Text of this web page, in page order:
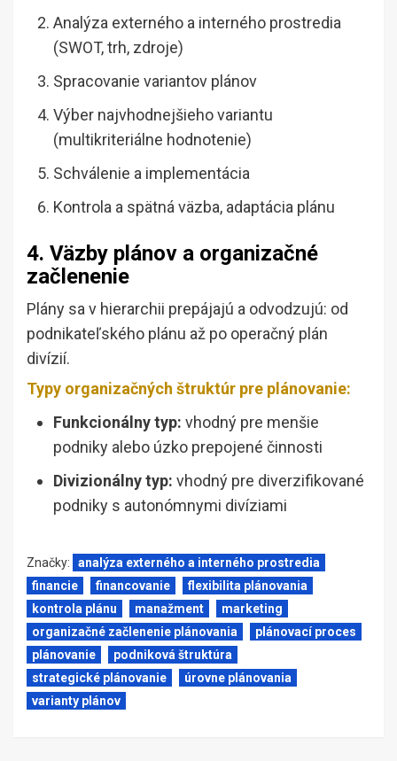
Analýza externého a interného prostredia
(SWOT, trh, zdroje)
Spracovanie variantov plánov
Výber najvhodnejšieho variantu
(multikriteriálne hodnotenie)
Schválenie a implementácia
Kontrola a spätná väzba, adaptácia plánu
4. Väzby plánov a organizačné
začlenenie
Plány sa v hierarchii prepájajú a odvodzujú: od
podnikateľského plánu až po operačný plán
divízií.
Typy organizačných štruktúr pre plánovanie:
Funkcionálny typ: vhodný pre menšie
podniky alebo úzko prepojené činnosti
Divizionálny typ: vhodný pre diverzifikované
podniky s autonómnymi divíziami
Značky:
analýza externého a interného prostredia
financie
financovanie
flexibilita plánovania
kontrola plánu
manažment
marketing
organizačné začlenenie plánovania
plánovací proces
plánovanie
podniková štruktúra
strategické plánovanie
úrovne plánovania
varianty plánov